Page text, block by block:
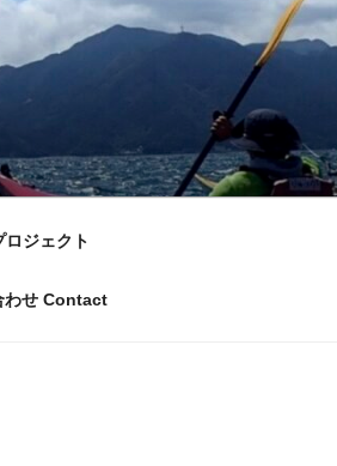
ロジェクト
わせ Contact